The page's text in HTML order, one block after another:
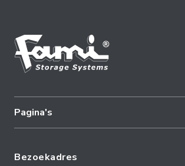
Pagina's
Bezoekadres